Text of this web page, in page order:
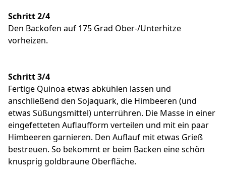
Schritt 2/4
Den Backofen auf 175 Grad Ober-/Unterhitze
vorheizen.
Schritt 3/4
Fertige Quinoa etwas abkühlen lassen und
anschließend den Sojaquark, die Himbeeren (und
etwas Süßungsmittel) unterrühren. Die Masse in einer
eingefetteten Auflaufform verteilen und mit ein paar
Himbeeren garnieren. Den Auflauf mit etwas Grieß
bestreuen. So bekommt er beim Backen eine schön
knusprig goldbraune Oberfläche.